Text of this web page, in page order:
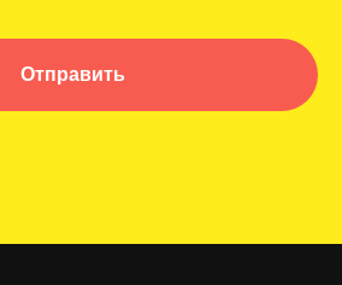
Отправить